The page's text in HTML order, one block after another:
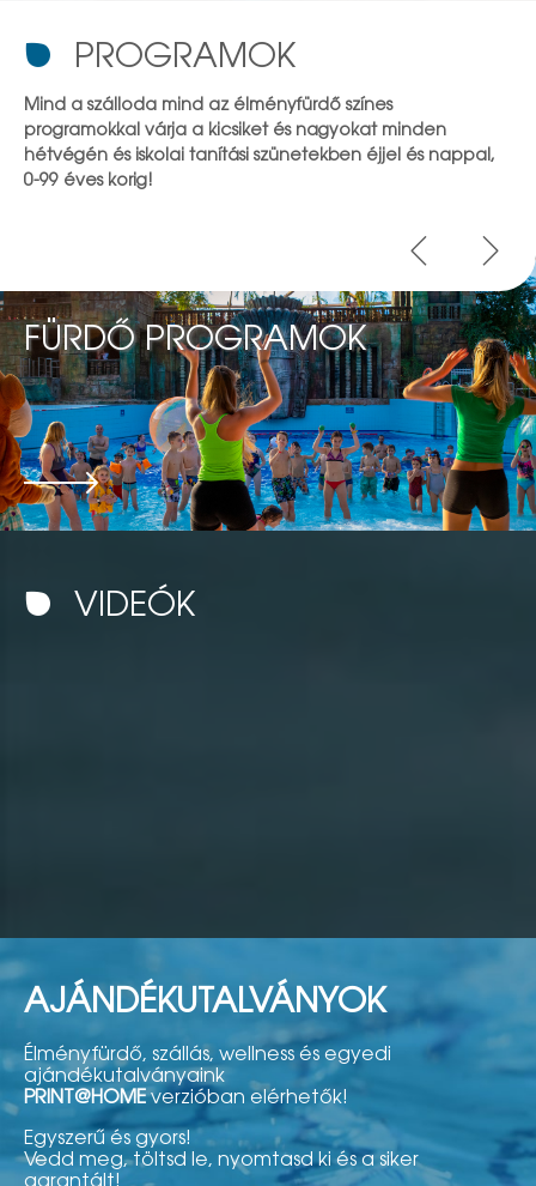
PROGRAMOK
Mind a szálloda mind az élményfürdő színes
programokkal várja a kicsiket és nagyokat minden
hétvégén és iskolai tanítási szünetekben éjjel és nappal,
0-99 éves korig!
FÜRDŐ PROGRAMOK
VIDEÓK
AJÁNDÉKUTALVÁNYOK
Élményfürdő, szállás, wellness és egyedi
ajándékutalványaink
PRINT@HOMEverzióban elérhetők!
Egyszerű és gyors!
Vedd meg, töltsd le, nyomtasd ki és a siker